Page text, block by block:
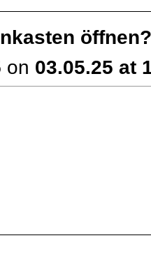
öffnen?
on 03.05.25 at